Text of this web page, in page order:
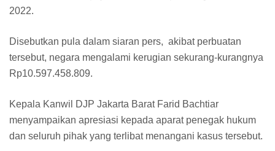
2022.
Disebutkan pula dalam siaran pers, akibat perbuatan
tersebut, negara mengalami kerugian sekurang-kurangnya
Rp10.597.458.809.
Kepala Kanwil DJP Jakarta Barat Farid Bachtiar
menyampaikan apresiasi kepada aparat penegak hukum
dan seluruh pihak yang terlibat menangani kasus tersebut.